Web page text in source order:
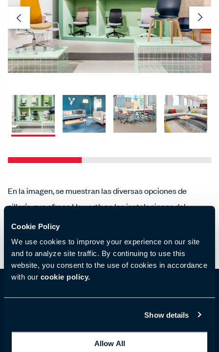
Cookie Policy
We use cookies to improve your experience on our site
and to analyze site traffic. By continuing to use this
website, you consent to the use of cookies in accordance
with our cookie policy.
Show details
Allow All
Previous
En la imagen, se muestran las diversas opciones de
sillería que ofrece Haworth en las instalaciones del
showroom de Bad Münder.
Datos de ubicación
Am Deisterbahnhof 6, 31848 Bad Münder am